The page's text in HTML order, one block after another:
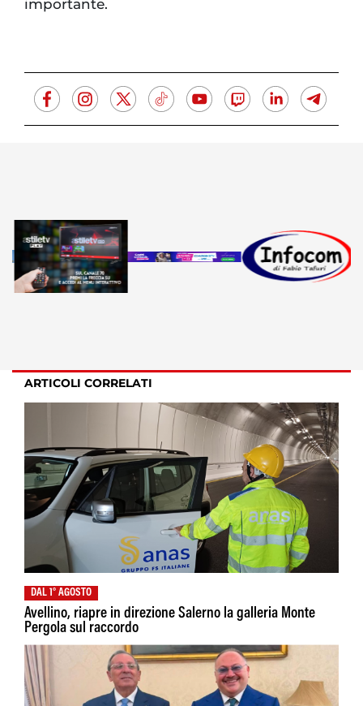
importante.
ARTICOLI CORRELATI
DAL 1° AGOSTO
Avellino, riapre in direzione Salerno la galleria Monte
Pergola sul raccordo